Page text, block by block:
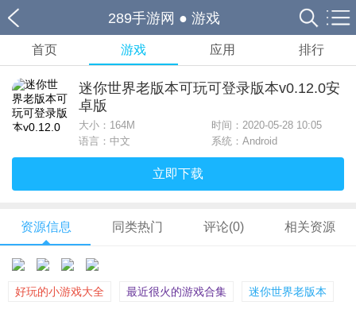
289手游网 ● 游戏
首页 游戏 应用 排行
迷你世界老版本可玩可登录版本v0.12.0安
卓版
大小： 164M
时间：2020-05-28 10:05
语言：中文
系统：Android
立即下载
资源信息 同类热门 评论(0) 相关资源
好玩的小游戏大全 最近很火的游戏合集 迷你世界老版本